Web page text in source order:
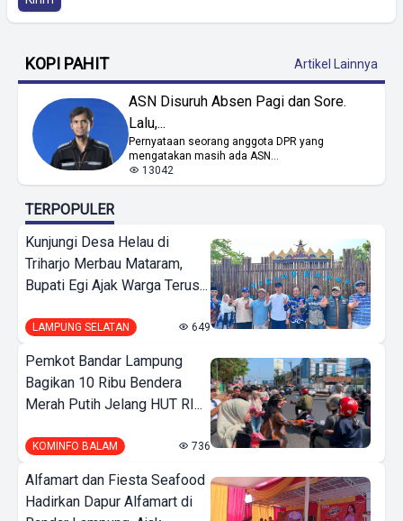
KOPI PAHIT Artikel Lainnya
ASN Disuruh Absen Pagi dan Sore.
Lalu,...
Pernyataan seorang anggota DPR yang
mengatakan masih ada ASN...
13042
TERPOPULER
Kunjungi Desa Helau di
Triharjo Merbau Mataram,
Bupati Egi Ajak Warga Terus...
LAMPUNG SELATAN 649
Pemkot Bandar Lampung
Bagikan 10 Ribu Bendera
Merah Putih Jelang HUT RI...
KOMINFO BALAM 736
Alfamart dan Fiesta Seafood
Hadirkan Dapur Alfamart di